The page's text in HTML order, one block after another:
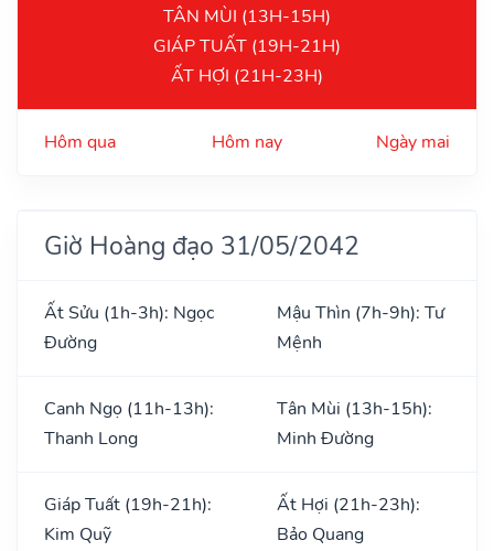
TÂN MÙI (13H-15H)
GIÁP TUẤT (19H-21H)
ẤT HỢI (21H-23H)
Hôm qua Hôm nay Ngày mai
Giờ Hoàng đạo 31/05/2042
Ất Sửu (1h-3h): Ngọc
Đường
Mậu Thìn (7h-9h): Tư
Mệnh
Canh Ngọ (11h-13h):
Thanh Long
Tân Mùi (13h-15h):
Minh Đường
Giáp Tuất (19h-21h):
Kim Quỹ
Ất Hợi (21h-23h):
Bảo Quang